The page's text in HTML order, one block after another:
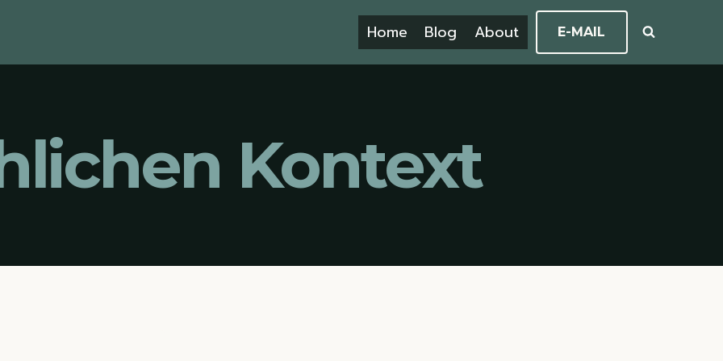
Home Blog About E-MAIL
Kontext